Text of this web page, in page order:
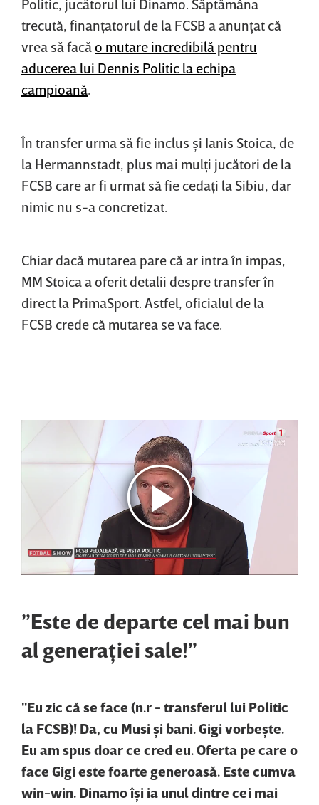
trecută, finanţatorul de la FCSB a anunţat că
vrea să facă o mutare incredibilă pentru
aducerea lui Dennis Politic la echipa
campioană
În transfer urma să fie inclus şi Ianis Stoica, de
la Hermannstadt, plus mai mulţi jucători de la
FCSB care ar fi urmat să fie cedaţi la Sibiu, dar
nimic nu s-a concretizat.
Chiar dacă mutarea pare că ar intra în impas,
MM Stoica a oferit detalii despre transfer în
direct la PrimaSport. Astfel, oficialul de la
FCSB crede că mutarea se va face.
”Este de departe cel mai bun
al generaţiei sale!”
"Eu zic că se face (n.r - transferul lui Politic
la FCSB)! Da, cu Musi şi bani. Gigi vorbeşte.
Eu am spus doar ce cred eu. Oferta pe care o
face Gigi este foarte generoasă. Este cumva
win-win. Dinamo îşi ia unul dintre cei mai